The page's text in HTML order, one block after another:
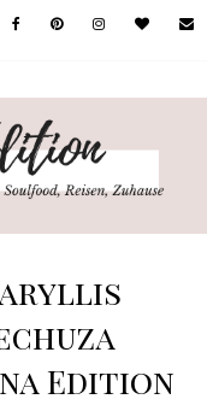
Edition